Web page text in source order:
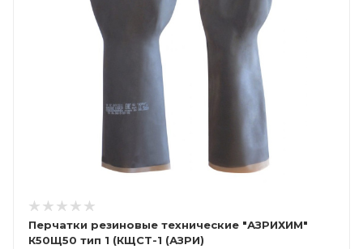
Перчатки резиновые технические "АЗРИХИМ"
К50Щ50 тип 1 (КЩСТ-1 (АЗРИ)